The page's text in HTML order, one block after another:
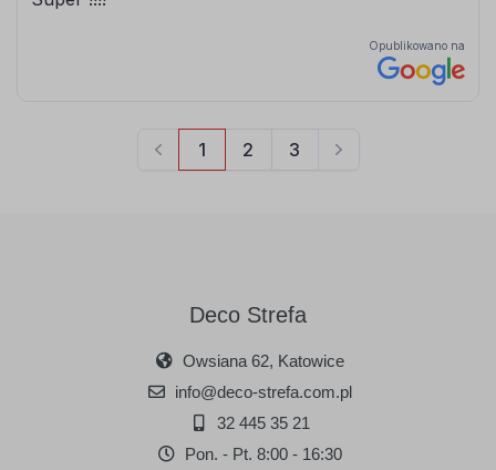
Deco Strefa
Owsiana 62, Katowice
info@deco-strefa.com.pl
32 445 35 21
Pon. - Pt. 8:00 - 16:30